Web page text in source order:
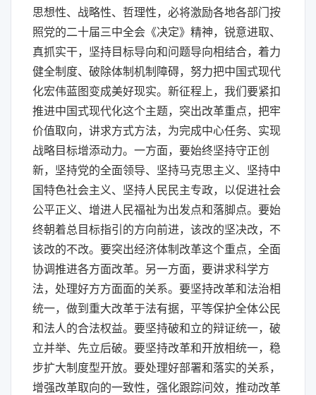
思想性、战略性、哲理性，必将激励各地各部门按
照党的二十届三中全会《决定》精神，锐意进取、
真抓实干，坚持目标导向和问题导向相结合，着力
健全制度、破除体制机制障碍，努力把中国式现代
化宏伟蓝图变成美好现实。新征程上，我们要紧扣
推进中国式现代化这个主题，突出改革重点，把牢
价值取向，讲求方式方法，为完成中心任务、实现
战略目标增添动力。一方面，要始终坚持守正创
新，坚持党的全面领导、坚持马克思主义、坚持中
国特色社会主义、坚持人民民主专政，以促进社会
公平正义、增进人民福祉为出发点和落脚点。要始
终朝着总目标指引的方向前进，该改的坚决改，不
该改的不改。要突出经济体制改革这个重点，全面
协调推进各方面改革。另一方面，要讲求科学方
法，处理好方方面面的关系。要坚持改革和法治相
统一，做到重大改革于法有据，平等保护全体公民
和法人的合法权益。要坚持破和立的辩证统一，破
立并举、先立后破。要坚持改革和开放相统一，稳
步扩大制度型开放。要处理好部署和落实的关系，
增强改革取向的一致性，强化跟踪问效，推动改革